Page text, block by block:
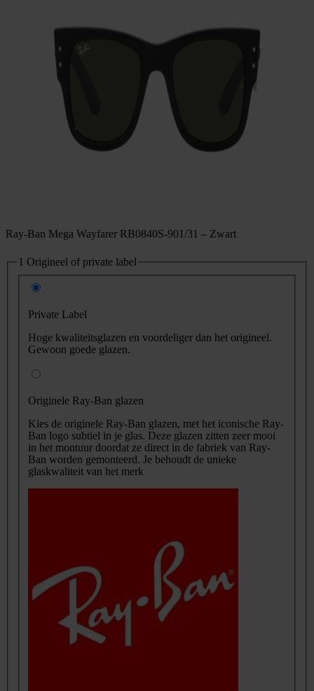
Ray-Ban Mega Wayfarer RB0840S-901/31 – Zwart
1 Origineel of private label
Private Label
Hoge kwaliteitsglazen en voordeliger dan het origineel.
Gewoon goede glazen.
Originele Ray-Ban glazen
Kies de originele Ray-Ban glazen, met het iconische Ray-
Ban logo subtiel in je glas. Deze glazen zitten zeer mooi
in het montuur doordat ze direct in de fabriek van Ray-
Ban worden gemonteerd. Je behoudt de unieke
glaskwaliteit van het merk